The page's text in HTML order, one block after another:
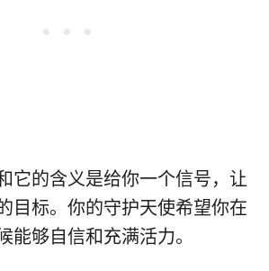
它的含义是给你一个信号，让
目标。你的守护天使希望你在
能够自信和充满活力。